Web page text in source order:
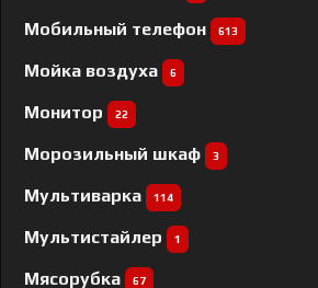
Мобильный телефон 613
Мойка воздуха 6
Монитор 22
Морозильный шкаф 3
Мультиварка 114
Мультистайлер 1
Мясорубка 67